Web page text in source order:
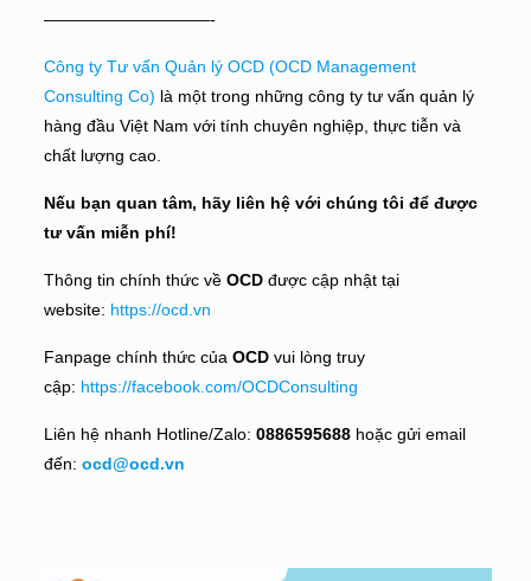
——————————-
Công ty Tư vấn Quản lý OCD (OCD Management
Consulting Co) là một trong những công ty tư vấn quản lý
hàng đầu Việt Nam với tính chuyên nghiệp, thực tiễn và
chất lượng cao.
Nếu bạn quan tâm, hãy liên hệ với chúng tôi để được
tư vấn miễn phí!
Thông tin chính thức về OCD được cập nhật tại
website: https://ocd.vn
Fanpage chính thức của OCD vui lòng truy
cập: https://facebook.com/OCDConsulting
Liên hệ nhanh Hotline/Zalo: 0886595688 hoặc gửi email
đến: ocd@ocd.vn